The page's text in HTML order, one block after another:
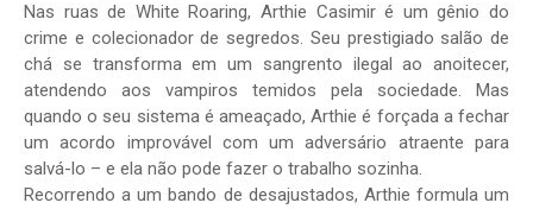
Nas ruas de White Roaring, Arthie Casimir é um gênio do
crime e colecionador de segredos. Seu prestigiado salão de
chá se transforma em um sangrento ilegal ao anoitecer,
atendendo aos vampiros temidos pela sociedade. Mas
quando o seu sistema é ameaçado, Arthie é forçada a fechar
um acordo improvável com um adversário atraente para
salvá-lo – e ela não pode fazer o trabalho sozinha.
Recorrendo a um bando de desajustados, Arthie formula um